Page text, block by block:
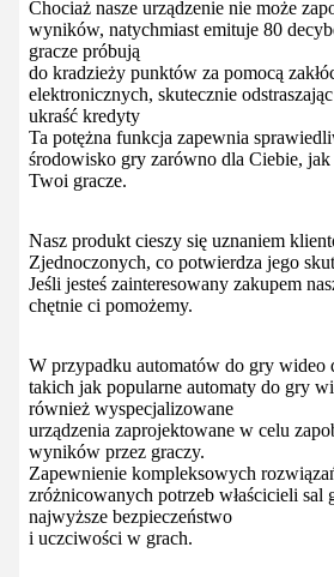
Chociaż nasze urządzenie nie może
wyników, natychmiast emituje 80
gracze próbują
do kradzieży punktów za pomocą
elektronicznych, skutecznie
ukraść kredyty
Ta potężna funkcja zapewnia
środowisko gry zarówno dla Ciebie, jak
Twoi gracze.
Nasz produkt cieszy się uznaniem
Zjednoczonych, co potwierdza jego
Jeśli jesteś zainteresowany zakupem
chętnie ci pomożemy.
W przypadku automatów do gry wideo
takich jak popularne automaty do gry
również wyspecjalizowane
urządzenia zaprojektowane w celu
wyników przez graczy.
Zapewnienie kompleksowych
zróżnicowanych potrzeb właścicieli sal
najwyższe bezpieczeństwo
i uczciwości w grach.